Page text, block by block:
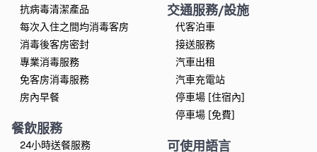
抗病毒清潔產品
每次入住之間均消毒客房
消毒後客房密封
專業消毒服務
免客房消毒服務
房內早餐
餐飲服務
24小時送餐服務
交通服務/設施
代客泊車
接送服務
汽車出租
汽車充電站
停車場 [住宿內]
停車場 [免費]
可使用語言